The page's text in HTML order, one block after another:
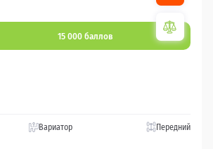
15 000 баллов
Вариатор Передний